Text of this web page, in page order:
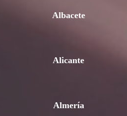
Albacete
Alicante
Almería